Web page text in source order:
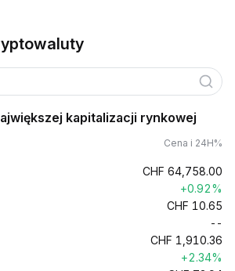
kapitalizacji rynkowej
Cena i 24H%
CHF 64,758.00
+0.92%
CHF 10.65
--
CHF 1,910.36
+2.34%